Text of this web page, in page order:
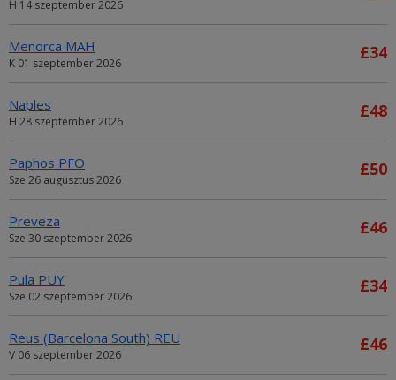
H 14 szeptember 2026
Menorca MAH
K 01 szeptember 2026
£34
Naples
H 28 szeptember 2026
£48
Paphos PFO
Sze 26 augusztus 2026
£50
Preveza
Sze 30 szeptember 2026
£46
Pula PUY
Sze 02 szeptember 2026
£34
Reus (Barcelona South) REU
V 06 szeptember 2026
£46